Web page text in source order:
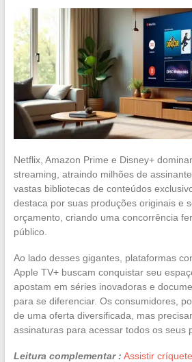
Netflix, Amazon Prime e Disney+
streaming, atraindo milhões de
vastas bibliotecas de conteúdos
destaca por suas produções originais e
orçamento, criando uma concorrência
público.
Ao lado desses gigantes, plataformas
Apple TV+ buscam conquistar seu
apostam em séries inovadoras e
para se diferenciar. Os consumidores,
de uma oferta diversificada, mas
assinaturas para acessar todos os seus
Leitura complementar : Assistir